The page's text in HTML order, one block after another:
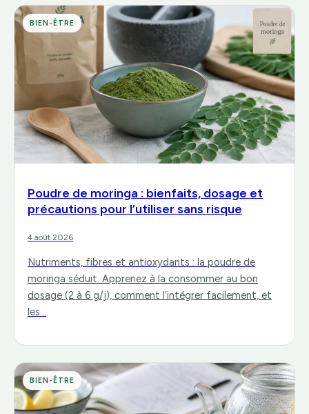
BIEN-ÊTRE
Poudre de moringa : bienfaits, dosage et
précautions pour l’utiliser sans risque
4 août 2026
Nutriments, fibres et antioxydants : la poudre de
moringa séduit. Apprenez à la consommer au bon
dosage (2 à 6 g/j), comment l’intégrer facilement, et
les…
BIEN-ÊTRE